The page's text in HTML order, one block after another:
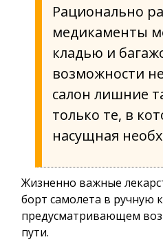
Рационально
медикаменты
кладью и
возможности
салон лишние
только те, в
насущная
Жизненно важные
борт самолета в ручную
предусматривающем
пути.